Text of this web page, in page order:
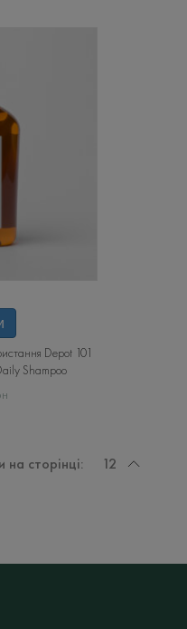
Depot 101
Shampoo
сторінці: 12